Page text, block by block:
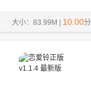
大小：83.99M | 10.00分